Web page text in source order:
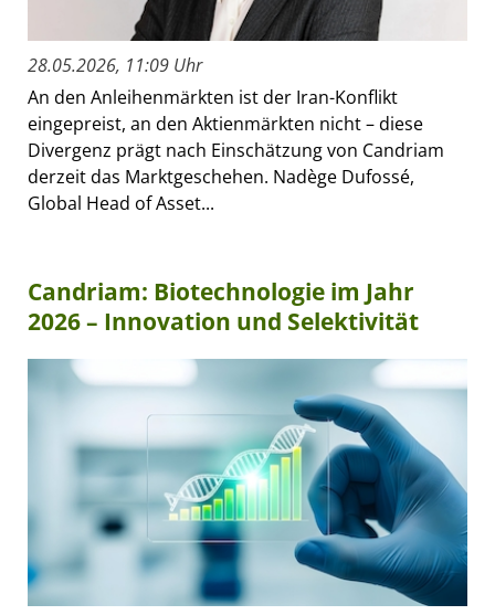
28.05.2026, 11:09 Uhr
An den Anleihenmärkten ist der Iran-Konflikt
eingepreist, an den Aktienmärkten nicht – diese
Divergenz prägt nach Einschätzung von Candriam
derzeit das Marktgeschehen. Nadège Dufossé,
Global Head of Asset...
Candriam: Biotechnologie im Jahr
2026 – Innovation und Selektivität